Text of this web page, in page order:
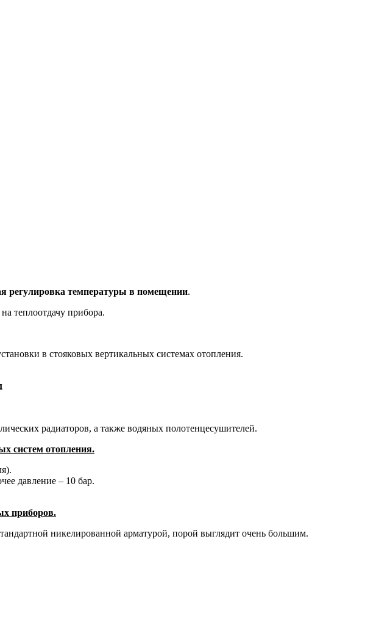
регулировка температуры в помещении.
теплоотдачу прибора.
в стояковых вертикальных системах отопления.
радиаторов, а также водяных полотенцесушителей.
систем отопления.
давление – 10 бар.
приборов.
никелированной арматурой, порой выглядит очень большим.